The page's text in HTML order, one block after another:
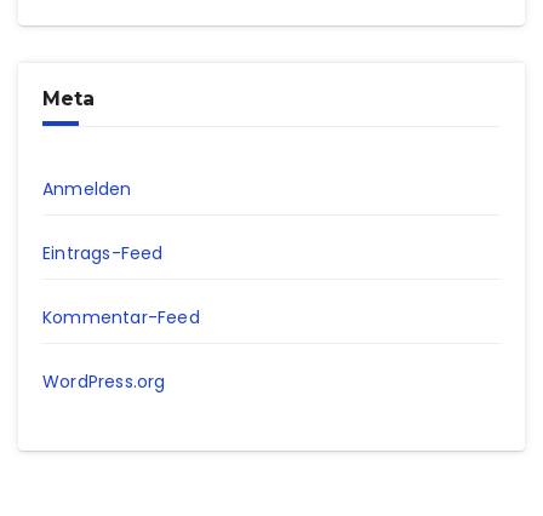
Meta
Anmelden
Eintrags-Feed
Kommentar-Feed
WordPress.org